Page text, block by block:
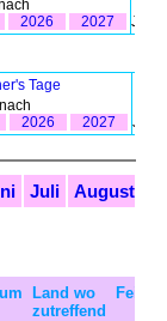
2026 2027
Tage
nach
2026 2027
Juli August
Land wo
zutreffend